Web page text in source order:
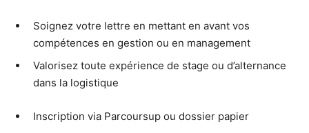
Soignez votre lettre en mettant en avant vos
compétences en gestion ou en management
Valorisez toute expérience de stage ou d’alternance
dans la logistique
Inscription via Parcoursup ou dossier papier